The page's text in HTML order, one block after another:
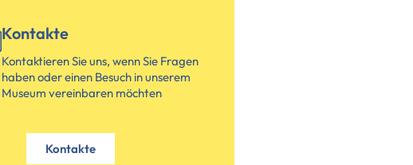
Kontakte
Kontaktieren Sie uns, wenn Sie Fragen
haben oder einen Besuch in unserem
Museum vereinbaren möchten
Kontakte